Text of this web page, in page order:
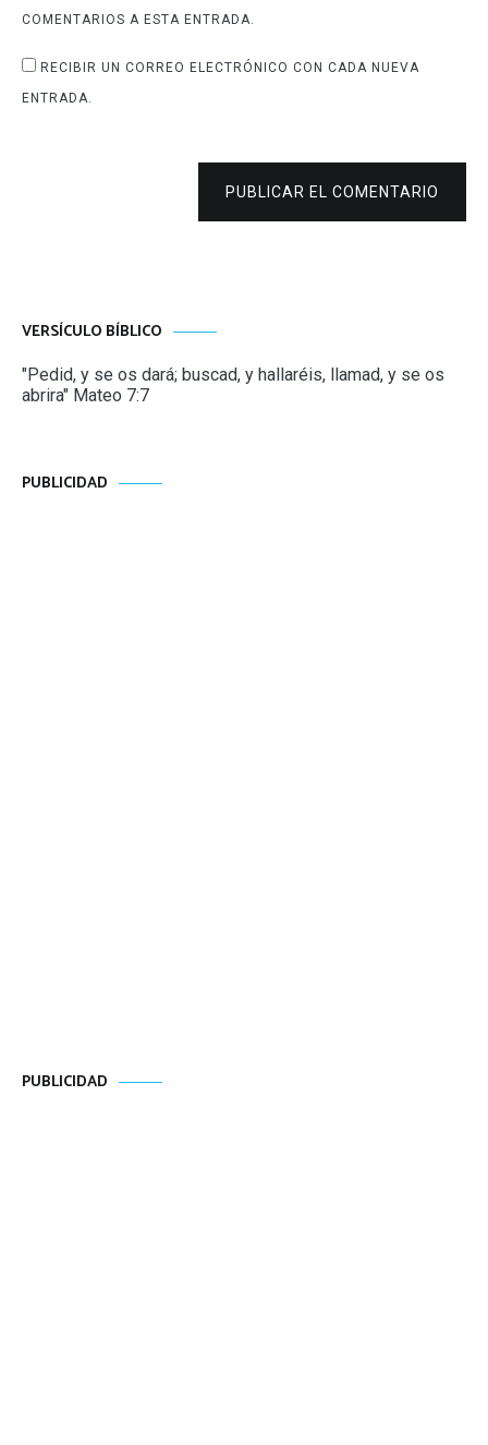
COMENTARIOS A ESTA ENTRADA.
RECIBIR UN CORREO ELECTRÓNICO CON CADA NUEVA
ENTRADA.
PUBLICAR EL COMENTARIO
VERSÍCULO BÍBLICO
"Pedid, y se os dará; buscad, y hallaréis, llamad, y se os
abrira" Mateo 7:7
PUBLICIDAD
PUBLICIDAD